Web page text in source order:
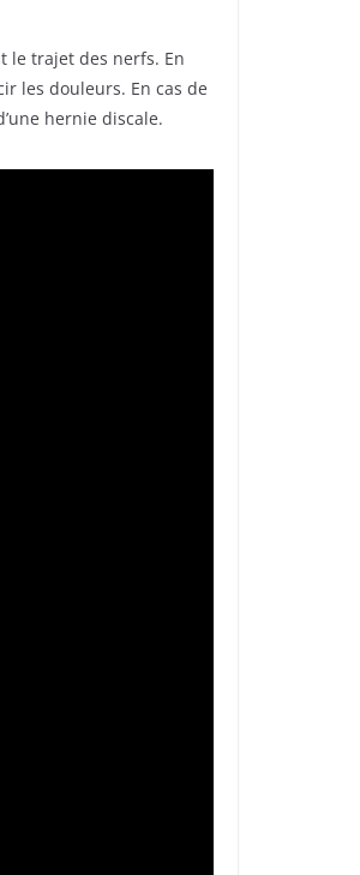
le trajet des nerfs. En
les douleurs. En cas de
hernie discale.